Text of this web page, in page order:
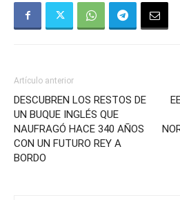
Artículo anterior
DESCUBREN LOS RESTOS DE
UN BUQUE INGLÉS QUE
NAUFRAGÓ HACE 340 AÑOS
CON UN FUTURO REY A
BORDO